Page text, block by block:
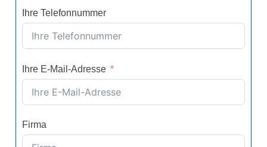
Ihre Telefonnummer
Ihre E-Mail-Adresse
Firma